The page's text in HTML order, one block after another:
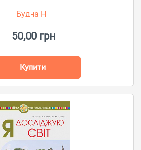
Будна Н.
50,00 грн
Купити